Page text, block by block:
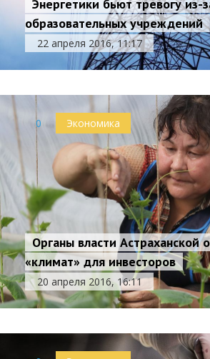
Энергетики бьют тревогу из-
образовательных учреждений
22 апреля 2016, 11:17
0 Экономика
Органы власти Астраханской
«климат» для инвесторов
20 апреля 2016, 16:11